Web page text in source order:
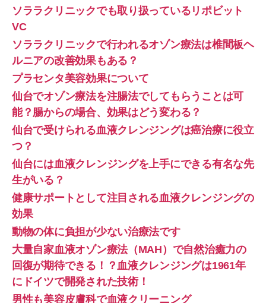
ソララクリニックでも取り扱っているリポビット
VC
ソララクリニックで行われるオゾン療法は椎間板ヘ
ルニアの改善効果もある？
プラセンタ美容効果について
仙台でオゾン療法を注腸法でしてもらうことは可
能？腸からの場合、効果はどう変わる？
仙台で受けられる血液クレンジングは癌治療に役立
つ？
仙台には血液クレンジングを上手にできる有名な先
生がいる？
健康サポートとして注目される血液クレンジングの
効果
動物の体に負担が少ない治療法です
大量自家血液オゾン療法（MAH）で自然治癒力の
回復が期待できる！？血液クレンジングは1961年
にドイツで開発された技術！
男性も美容皮膚科で血液クリーニング